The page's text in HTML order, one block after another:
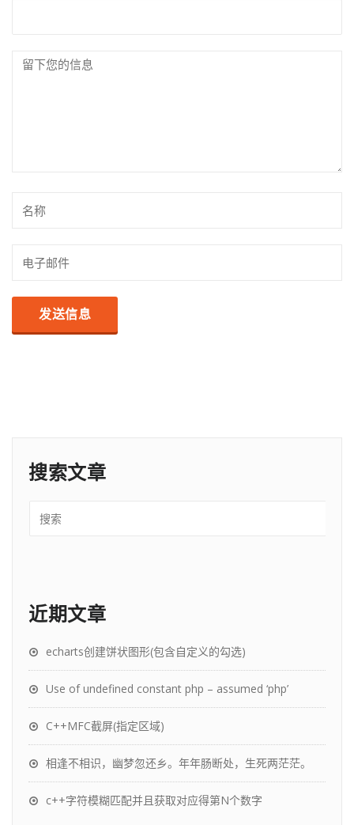
搜索文章
近期文章
echarts创建饼状图形(包含自定义的勾选)
Use of undefined constant php – assumed ‘php’
C++MFC截屏(指定区域)
相逢不相识，幽梦忽还乡。年年肠断处，生死两茫茫。
c++字符模糊匹配并且获取对应得第N个数字